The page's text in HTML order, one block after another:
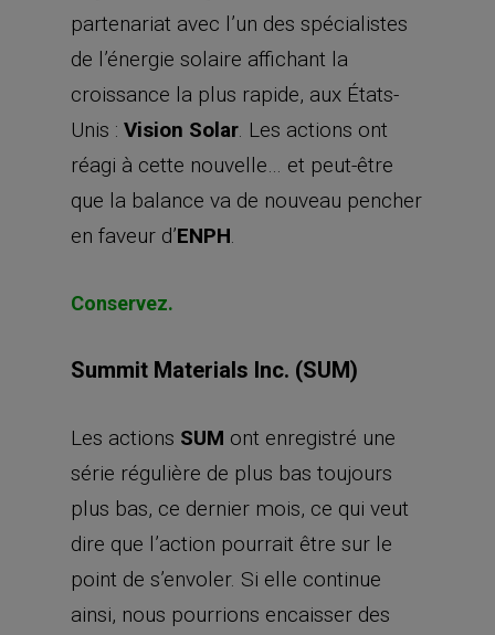
partenariat avec l’un des spécialistes
de l’énergie solaire affichant la
croissance la plus rapide, aux États-
Unis : Vision Solar. Les actions ont
réagi à cette nouvelle… et peut-être
que la balance va de nouveau pencher
en faveur d’ENPH.
Conservez.
Summit Materials Inc. (SUM)
Les actions SUM ont enregistré une
série régulière de plus bas toujours
plus bas, ce dernier mois, ce qui veut
dire que l’action pourrait être sur le
point de s’envoler. Si elle continue
ainsi, nous pourrions encaisser des